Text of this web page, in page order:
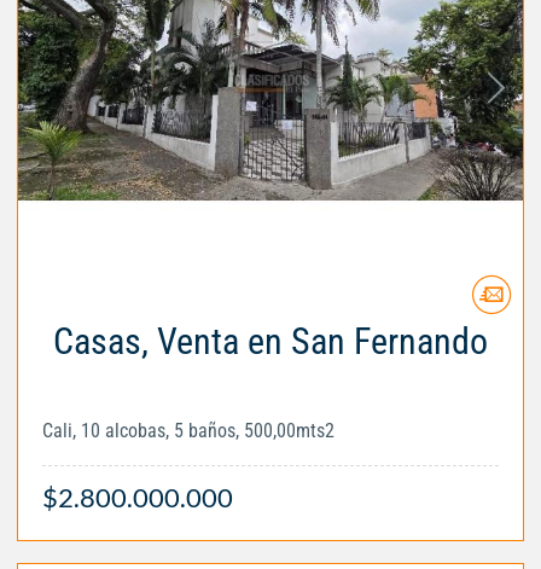
Casas, Venta en San Fernando
Cali, 10 alcobas, 5 baños, 500,00mts2
$2.800.000.000